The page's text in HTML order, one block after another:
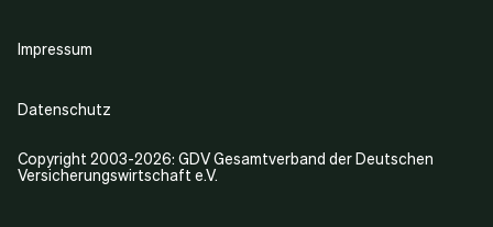
Copyright 2003-2026: GDV Gesamtverband der Deutschen
Versicherungswirtschaft e.V.
Impressum
Datenschutz